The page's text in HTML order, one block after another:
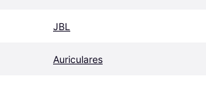
JBL
Auriculares